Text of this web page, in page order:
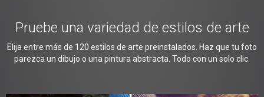
Pruebe una variedad de estilos de arte
Elija entre más de 120 estilos de arte preinstalados. Haz que tu foto
parezca un dibujo o una pintura abstracta. Todo con un solo clic.